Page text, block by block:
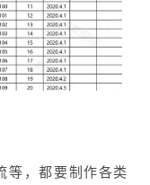
等，都要制作各类